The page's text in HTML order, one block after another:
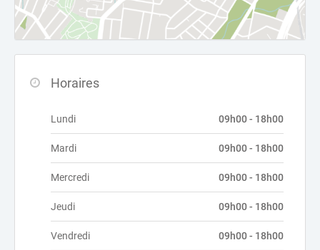
Horaires
Lundi 09h00 - 18h00
Mardi 09h00 - 18h00
Mercredi 09h00 - 18h00
Jeudi 09h00 - 18h00
Vendredi 09h00 - 18h00